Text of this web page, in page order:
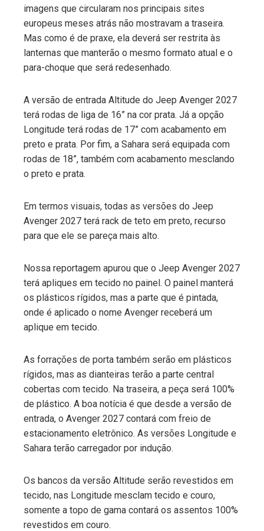
imagens que circularam nos principais sites
europeus meses atrás não mostravam a traseira.
Mas como é de praxe, ela deverá ser restrita às
lanternas que manterão o mesmo formato atual e o
para-choque que será redesenhado.
A versão de entrada Altitude do Jeep Avenger 2027
terá rodas de liga de 16” na cor prata. Já a opção
Longitude terá rodas de 17” com acabamento em
preto e prata. Por fim, a Sahara será equipada com
rodas de 18”, também com acabamento mesclando
o preto e prata.
Em termos visuais, todas as versões do Jeep
Avenger 2027 terá rack de teto em preto, recurso
para que ele se pareça mais alto.
Nossa reportagem apurou que o Jeep Avenger 2027
terá apliques em tecido no painel. O painel manterá
os plásticos rígidos, mas a parte que é pintada,
onde é aplicado o nome Avenger receberá um
aplique em tecido.
As forrações de porta também serão em plásticos
rígidos, mas as dianteiras terão a parte central
cobertas com tecido. Na traseira, a peça será 100%
de plástico. A boa notícia é que desde a versão de
entrada, o Avenger 2027 contará com freio de
estacionamento eletrônico. As versões Longitude e
Sahara terão carregador por indução.
Os bancos da versão Altitude serão revestidos em
tecido, nas Longitude mesclam tecido e couro,
somente a topo de gama contará os assentos 100%
revestidos em couro.